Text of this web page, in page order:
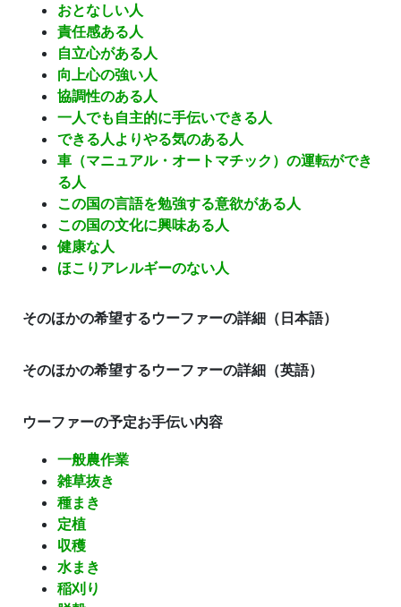
おとなしい人
責任感ある人
自立心がある人
向上心の強い人
協調性のある人
一人でも自主的に手伝いできる人
できる人よりやる気のある人
車（マニュアル・オートマチック）の運転ができ
る人
この国の言語を勉強する意欲がある人
この国の文化に興味ある人
健康な人
ほこりアレルギーのない人
そのほかの希望するウーファーの詳細 （日本語）
そのほかの希望するウーファーの詳細（英語）
ウーファーの予定お手伝い内容
一般農作業
雑草抜き
種まき
定植
収穫
水まき
稲刈り